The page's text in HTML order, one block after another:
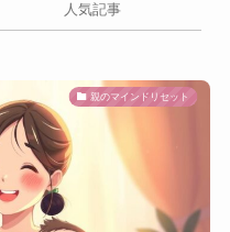
人気記事
親のマインドリセット